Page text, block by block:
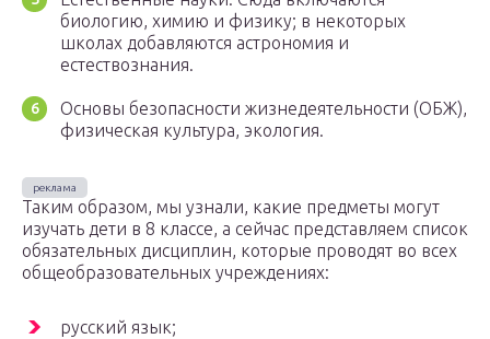
биологию, химию и физику; в некоторых
школах добавляются астрономия и
естествознания.
Основы безопасности жизнедеятельности (ОБЖ),
физическая культура, экология.
Таким образом, мы узнали, какие предметы могут
изучать дети в 8 классе, а сейчас представляем список
обязательных дисциплин, которые проводят во всех
общеобразовательных учреждениях:
русский язык;